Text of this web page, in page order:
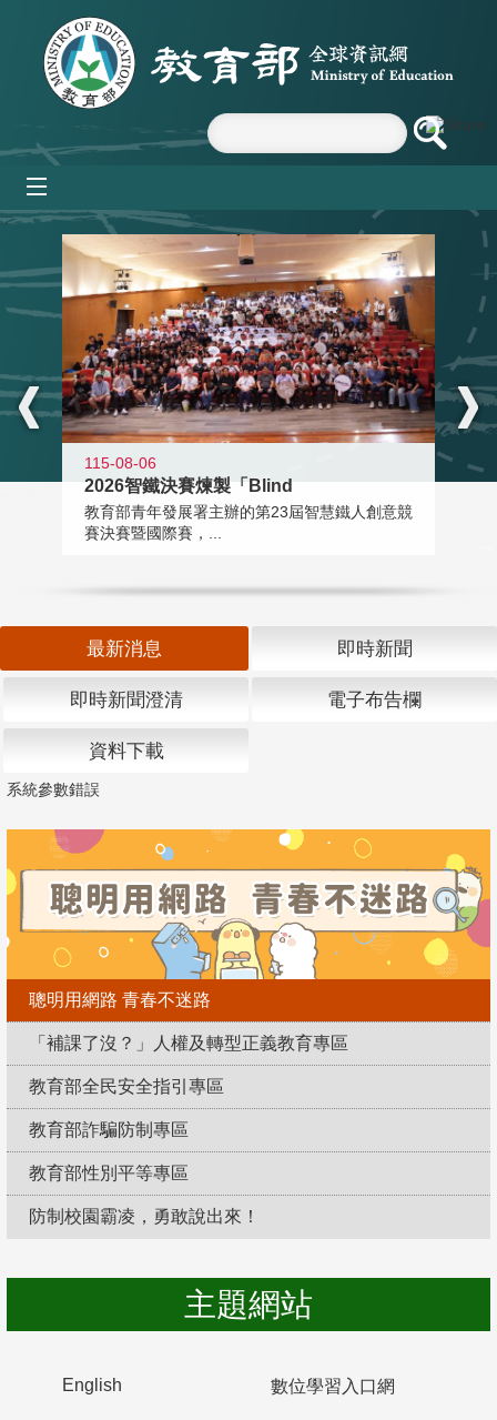
跳到主要內容區塊
:::
115-08-06
2026智鐵決賽煉製「Blind
教育部青年發展署主辦的第23屆智慧鐵人創意競
賽決賽暨國際賽，...
最新消息 即時新聞
即時新聞澄清 電子布告欄
資料下載
系統參數錯誤
聰明用網路 青春不迷路
「補課了沒？」人權及轉型正義教育專區
教育部全民安全指引專區
教育部詐騙防制專區
教育部性別平等專區
防制校園霸凌，勇敢說出來！
主題網站
English 數位學習入口網